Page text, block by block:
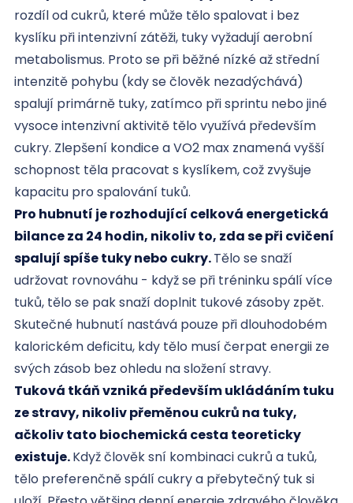
rozdíl od cukrů, které může tělo spalovat i bez
kyslíku při intenzivní zátěži, tuky vyžadují aerobní
metabolismus. Proto se při běžné nízké až střední
intenzitě pohybu (kdy se člověk nezadýchává)
spalují primárně tuky, zatímco při sprintu nebo jiné
vysoce intenzivní aktivitě tělo využívá především
cukry. Zlepšení kondice a VO2 max znamená vyšší
schopnost těla pracovat s kyslíkem, což zvyšuje
kapacitu pro spalování tuků.
Pro hubnutí je rozhodující celková energetická
bilance za 24 hodin, nikoliv to, zda se při cvičení
spalují spíše tuky nebo cukry.Tělo se snaží
udržovat rovnováhu - když se při tréninku spálí více
tuků, tělo se pak snaží doplnit tukové zásoby zpět.
Skutečné hubnutí nastává pouze při dlouhodobém
kalorickém deficitu, kdy tělo musí čerpat energii ze
svých zásob bez ohledu na složení stravy.
Tuková tkáň vzniká především ukládáním tuku
ze stravy, nikoliv přeměnou cukrů na tuky,
ačkoliv tato biochemická cesta teoreticky
existuje.Když člověk sní kombinaci cukrů a tuků,
tělo preferenčně spálí cukry a přebytečný tuk si